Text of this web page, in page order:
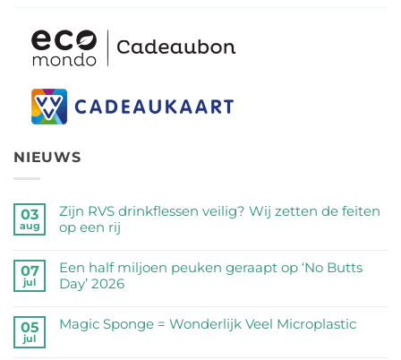
NIEUWS
03
aug
Zijn RVS drinkflessen veilig? Wij zetten de feiten
op een rij
reacties
op
drinkflessen
07
jul
Een half miljoen peuken geraapt op ‘No Butts
Day’ 2026
reacties
05
jul
Magic Sponge = Wonderlijk Veel Microplastic